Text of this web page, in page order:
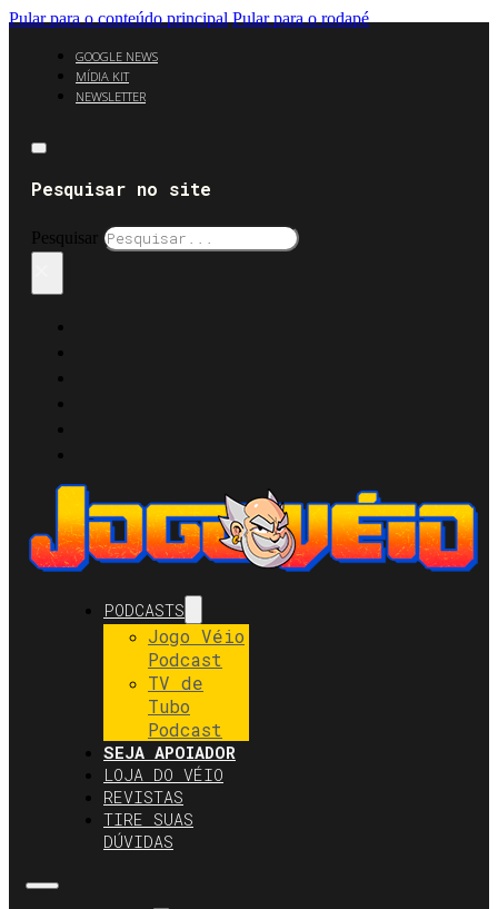
Pular para o conteúdo principal Pular para o rodapé
GOOGLE NEWS
MÍDIA KIT
NEWSLETTER
Pesquisar no site
Pesquisar
PODCASTS
Jogo Véio
Podcast
TV de
Tubo
Podcast
SEJA APOIADOR
LOJA DO VÉIO
REVISTAS
TIRE SUAS
DÚVIDAS